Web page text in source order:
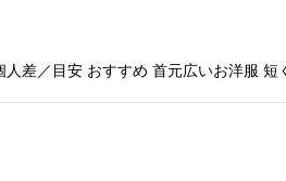
差／目安 おすすめ 首元広いお洋服